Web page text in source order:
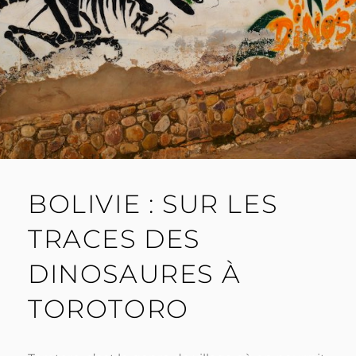
BOLIVIE : SUR LES
TRACES DES
DINOSAURES À
TOROTORO